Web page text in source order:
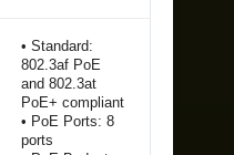
• Standard:
802.3af PoE
and 802.3at
PoE+ compliant
• PoE Ports: 8
ports